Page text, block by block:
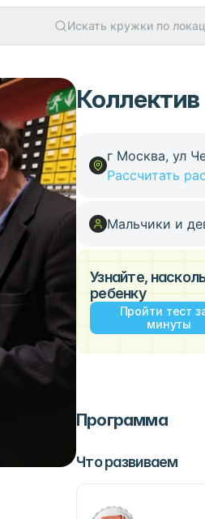
Искать кружки по
г Москва, ул
Рассчитать
Мальчики и
Узнайте,
ребенку
Пройти тест
минуты
Программа
Что развиваем